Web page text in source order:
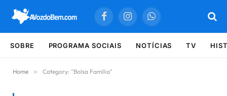
FacebookInstagramWhatsApp
SOBRE PROGRAMA SOCIAIS NOTÍCIAS TV
Home » Category: "Bolsa Família"